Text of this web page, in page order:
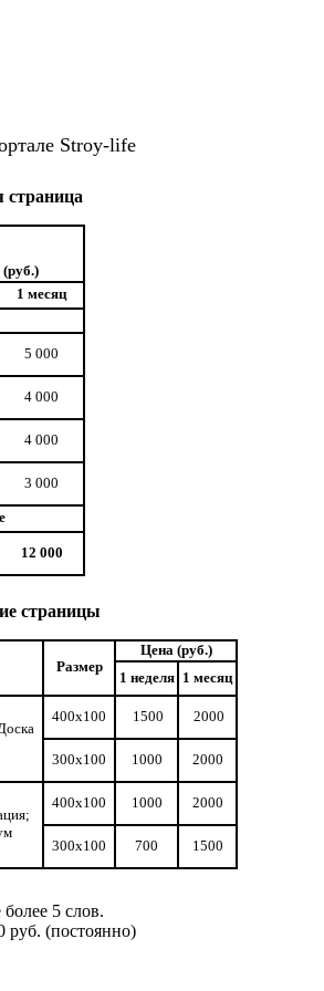
Stroy-life
страница
1 месяц
5 000
4 000
4 000
3 000
12 000
страницы
Размер
Цена (руб.)
1 неделя 1 месяц
400х100 1500 2000
300х100 1000 2000
400х100 1000 2000
300х100 700 1500
5 слов.
руб. (постоянно)